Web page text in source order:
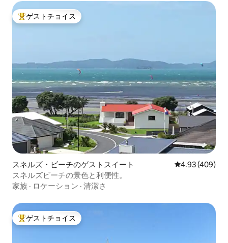
大好評のゲストチョイスです。
ゲストチョイス
スネルズ・ビーチのゲストスイート レビュー409
4.93 (409)
スネルズビーチの景色と利便性。
家族 · ロケーション · 清潔さ
大好評のゲストチョイスです。
ゲストチョイス